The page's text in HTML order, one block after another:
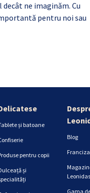
ne imaginăm. Cu
pentru noi sau
și batoane
pentru copii
și
Blog
Leonidas
Gama